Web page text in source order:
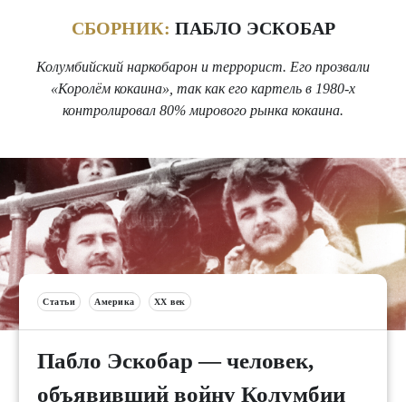
СБОРНИК: ПАБЛО ЭСКОБАР
Колумбийский наркобарон и террорист. Его прозвали
«Королём кокаина», так как его картель в 1980-х
контролировал 80% мирового рынка кокаина.
Статьи Америка XX век
Пабло Эскобар — человек,
объявивший войну Колумбии